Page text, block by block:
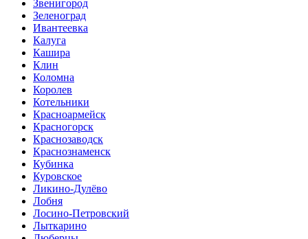
Звенигород
Зеленоград
Ивантеевка
Калуга
Кашира
Клин
Коломна
Королев
Котельники
Красноармейск
Красногорск
Краснозаводск
Краснознаменск
Кубинка
Куровское
Ликино-Дулёво
Лобня
Лосино-Петровский
Лыткарино